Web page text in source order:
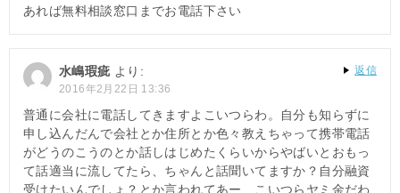
あれば無料相談窓口までお電話下さい
水嶋瑕疵 より:
2016年2月22日 13:36
普通に会社に電話してきますよこいつらわ。自分も知らずに
申し込んだんで会社とか住所とか色々教えちゃって携帯電話
がどうのこうのとか話しはじめたくらいからやばいとおもっ
て話適当に流してたら、ちゃんと話聞いてますか？自分融資
受けたいんでしょ？とか言われてあー、こいつらヤミ金だわ
返信